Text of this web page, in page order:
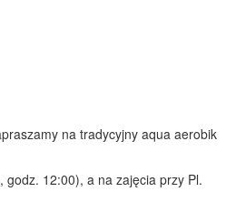
na tradycyjny aqua aerobik
godz. 12:00), a na zajęcia przy Pl.